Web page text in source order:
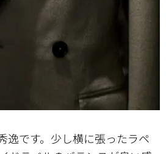
逸です。少し横に張ったラペ